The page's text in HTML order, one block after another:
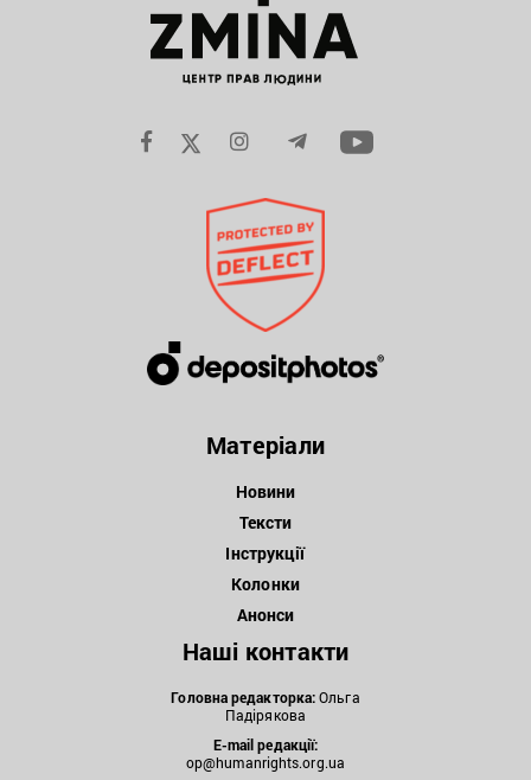
Матеріали
Новини
Тексти
Інструкції
Колонки
Анонси
Наші контакти
Головна редакторка:Ольга
Падірякова
E-mail редакції:
op@humanrights.org.ua